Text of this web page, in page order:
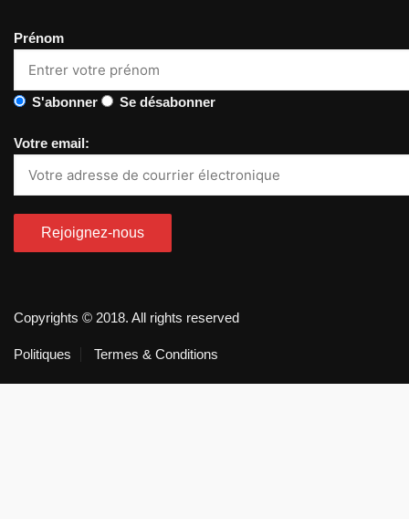
Prénom
S'abonner Se désabonner
Votre email:
Copyrights © 2018. All rights reserved
Politiques Termes & Conditions